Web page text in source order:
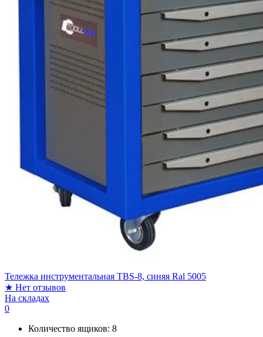
Тележка инструментальная TBS-8, синяя Ral 5005
★ Нет отзывов
На складах
0
Количество ящиков: 8